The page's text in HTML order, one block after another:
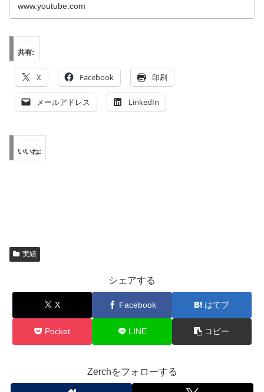
www.youtube.com
共有:
X Facebook 印刷
メールアドレス LinkedIn
いいね:
実績
シェアする
X Facebook はてブ
Pocket LINE コピー
Zerchをフォローする